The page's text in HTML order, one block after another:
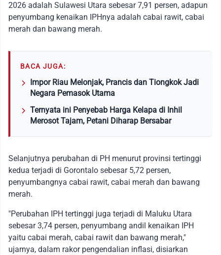
2026 adalah Sulawesi Utara sebesar 7,91 persen, adapun
penyumbang kenaikan IPHnya adalah cabai rawit, cabai
merah dan bawang merah.
BACA JUGA:
Impor Riau Melonjak, Prancis dan Tiongkok Jadi
Negara Pemasok Utama
Ternyata ini Penyebab Harga Kelapa di Inhil
Merosot Tajam, Petani Diharap Bersabar
Selanjutnya perubahan di PH menurut provinsi tertinggi
kedua terjadi di Gorontalo sebesar 5,72 persen,
penyumbangnya cabai rawit, cabai merah dan bawang
merah.
"Perubahan IPH tertinggi juga terjadi di Maluku Utara
sebesar 3,74 persen, penyumbang andil kenaikan IPH
yaitu cabai merah, cabai rawit dan bawang merah,"
ujarnya, dalam rakor pengendalian inflasi, disiarkan